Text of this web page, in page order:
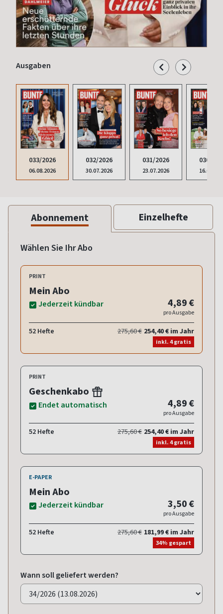
Ausgaben
033/2026
06.08.2026
032/2026
30.07.2026
031/2026
23.07.2026
030/
Abonnement Einzelhefte
Wählen Sie Ihr Abo
PRINT
Mein Abo
Jederzeit kündbar 4,89 €
pro Ausgabe
52 Hefte 275,60 € 254,40 € im Jahr
inkl. 4 gratis
PRINT
Geschenkabo
Endet automatisch 4,89 €
pro Ausgabe
52 Hefte 275,60 € 254,40 € im Jahr
inkl. 4 gratis
E-PAPER
Mein Abo
Jederzeit kündbar 3,50 €
pro Ausgabe
52 Hefte 275,60 € 181,99 € im Jahr
34% gespart
Wann soll geliefert werden?